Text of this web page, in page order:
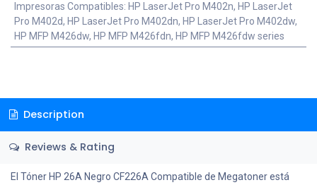
Impresoras Compatibles: HP LaserJet Pro M402n, HP LaserJet
Pro M402d, HP LaserJet Pro M402dn, HP LaserJet Pro M402dw,
HP MFP M426dw, HP MFP M426fdn, HP MFP M426fdw series
Description
Reviews & Rating
El Tóner HP 26A Negro CF226A Compatible de Megatoner está